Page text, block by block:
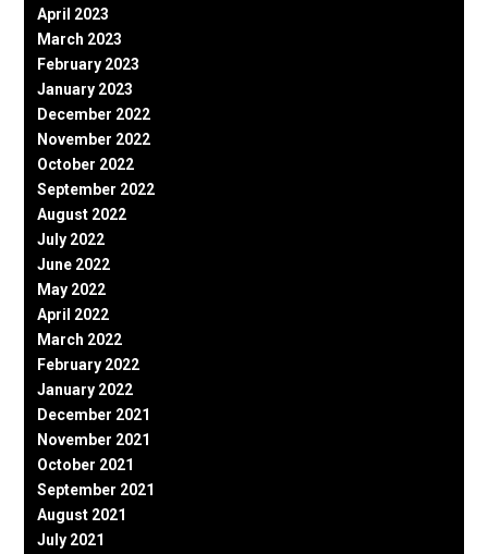
April 2023
March 2023
February 2023
January 2023
December 2022
November 2022
October 2022
September 2022
August 2022
July 2022
June 2022
May 2022
April 2022
March 2022
February 2022
January 2022
December 2021
November 2021
October 2021
September 2021
August 2021
July 2021